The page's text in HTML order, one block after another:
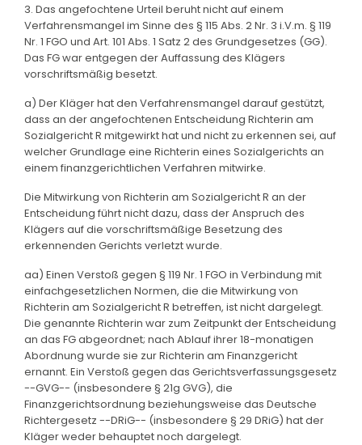
3. Das angefochtene Urteil beruht nicht auf einem
Verfahrensmangel im Sinne des § 115 Abs. 2 Nr. 3 i.V.m. § 119
Nr. 1 FGO und Art. 101 Abs. 1 Satz 2 des Grundgesetzes (GG).
Das FG war entgegen der Auffassung des Klägers
vorschriftsmäßig besetzt.
a) Der Kläger hat den Verfahrensmangel darauf gestützt,
dass an der angefochtenen Entscheidung Richterin am
Sozialgericht R mitgewirkt hat und nicht zu erkennen sei, auf
welcher Grundlage eine Richterin eines Sozialgerichts an
einem finanzgerichtlichen Verfahren mitwirke.
Die Mitwirkung von Richterin am Sozialgericht R an der
Entscheidung führt nicht dazu, dass der Anspruch des
Klägers auf die vorschriftsmäßige Besetzung des
erkennenden Gerichts verletzt wurde.
aa) Einen Verstoß gegen § 119 Nr. 1 FGO in Verbindung mit
einfachgesetzlichen Normen, die die Mitwirkung von
Richterin am Sozialgericht R betreffen, ist nicht dargelegt.
Die genannte Richterin war zum Zeitpunkt der Entscheidung
an das FG abgeordnet; nach Ablauf ihrer 18-monatigen
Abordnung wurde sie zur Richterin am Finanzgericht
ernannt. Ein Verstoß gegen das Gerichtsverfassungsgesetz
--GVG-- (insbesondere § 21g GVG), die
Finanzgerichtsordnung beziehungsweise das Deutsche
Richtergesetz --DRiG-- (insbesondere § 29 DRiG) hat der
Kläger weder behauptet noch dargelegt.